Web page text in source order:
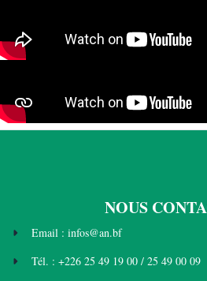
NOUS
Email : infos@an.bf
Tél. : +226 25 49 19 00 / 25 49 00 09